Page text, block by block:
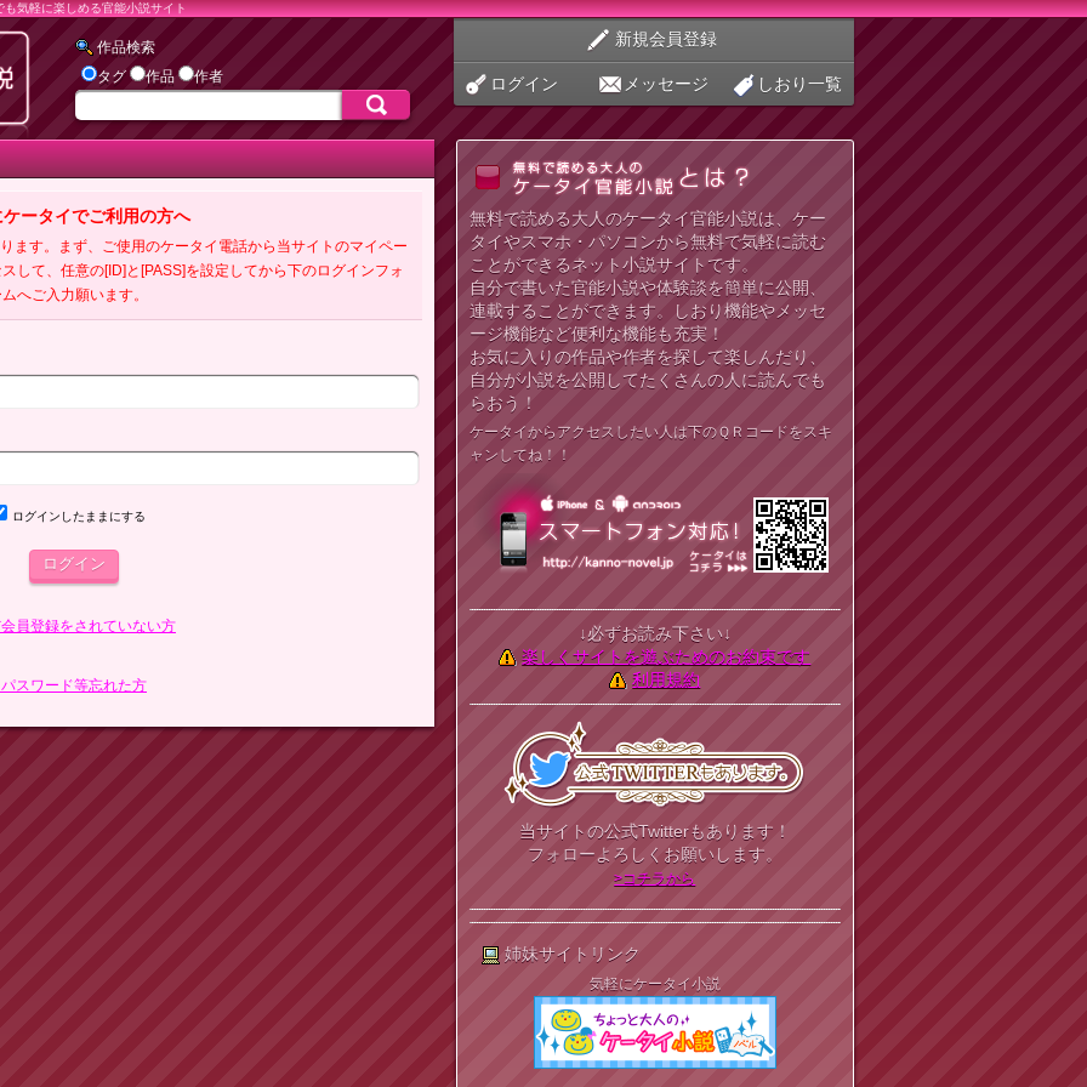
気軽に楽しめる官能小説サイト
作品検索
タグ
作品 作者
新規会員登録
ログイン メッセージ しおり一覧
ータイでご利用の方へ
ます。まず、ご使用のケータイ電話から当サイトのマイペー
して、任意の[ID]と[PASS]を設定してから下のログインフォ
へご入力願います。
ログインしたままにする
員登録をされていない方
スワード等忘れた方
無料で読める大人のケータイ官能小説は、ケー
タイやスマホ・パソコンから無料で気軽に読む
ことができるネット小説サイトです。
自分で書いた官能小説や体験談を簡単に公開、
連載することができます。しおり機能やメッセ
ージ機能など便利な機能も充実！
お気に入りの作品や作者を探して楽しんだり、
自分が小説を公開してたくさんの人に読んでも
らおう！
ケータイからアクセスしたい人は下のＱＲコードをスキ
ャンしてね！！
↓必ずお読み下さい↓
楽しくサイトを遊ぶためのお約束です
利用規約
当サイトの公式Twitterもあります！
フォローよろしくお願いします。
>コチラから
姉妹サイトリンク
気軽にケータイ小説